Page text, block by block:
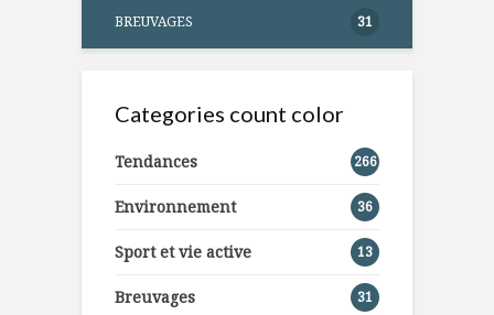
BREUVAGES 31
Categories count color
Tendances 266
Environnement 36
Sport et vie active 13
Breuvages 31